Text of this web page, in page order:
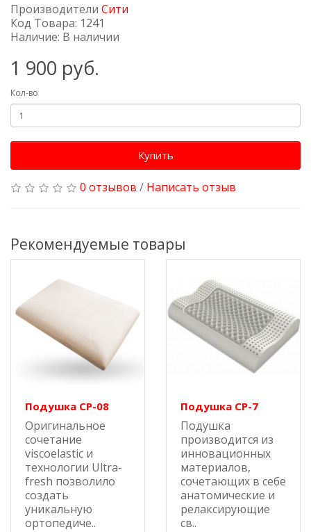
Производители Сити
Код Товара: 1241
Наличие: В наличии
1 900 руб.
Кол-во
Купить
0 отзывов / Написать отзыв
Рекомендуемые товары
Подушка СР-08
Оригинальное
сочетание
viscoelastic и
технологии Ultra-
fresh позволило
создать
уникальную
ортопедиче..
Подушка СР-7
Подушка
производится из
инновационных
материалов,
сочетающих в себе
анатомические и
релаксирующие
св..